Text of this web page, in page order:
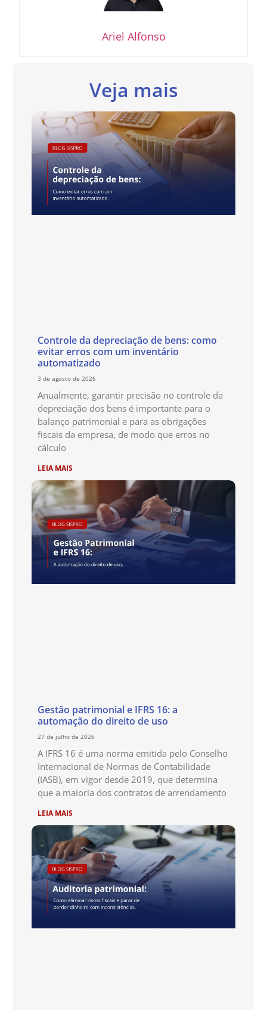
Ariel Alfonso
Veja mais
Controle da depreciação de bens: como
evitar erros com um inventário
automatizado
3 de agosto de 2026
Anualmente, garantir precisão no controle da
depreciação dos bens é importante para o
balanço patrimonial e para as obrigações
fiscais da empresa, de modo que erros no
cálculo
LEIA MAIS
Gestão patrimonial e IFRS 16: a
automação do direito de uso
27 de julho de 2026
A IFRS 16 é uma norma emitida pelo Conselho
Internacional de Normas de Contabilidade
(IASB), em vigor desde 2019, que determina
que a maioria dos contratos de arrendamento
LEIA MAIS